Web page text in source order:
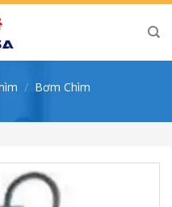
/ Bơm Chìm